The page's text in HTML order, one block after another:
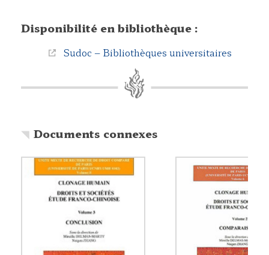
Disponibilité en bibliothèque :
Sudoc – Bibliothèques universitaires
Documents connexes